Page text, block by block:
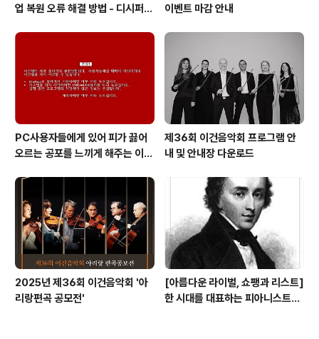
업 복원 오류 해결 방법 - 디시퍼
p repair
이벤트 마감 안내
PC사용자들에게 있어 피가 끓어
오르는 공포를 느끼게 해주는 이
드 스크린이 있다는 사실!! 알고 계
십니까?
제36회 이건음악회 프로그램 안
내 및 안내장 다운로드
2025년 제36회 이건음악회 '아
리랑편곡 공모전'
[아름다운 라이벌, 쇼팽과 리스트]
한 시대를 대표하는 피아니스트이